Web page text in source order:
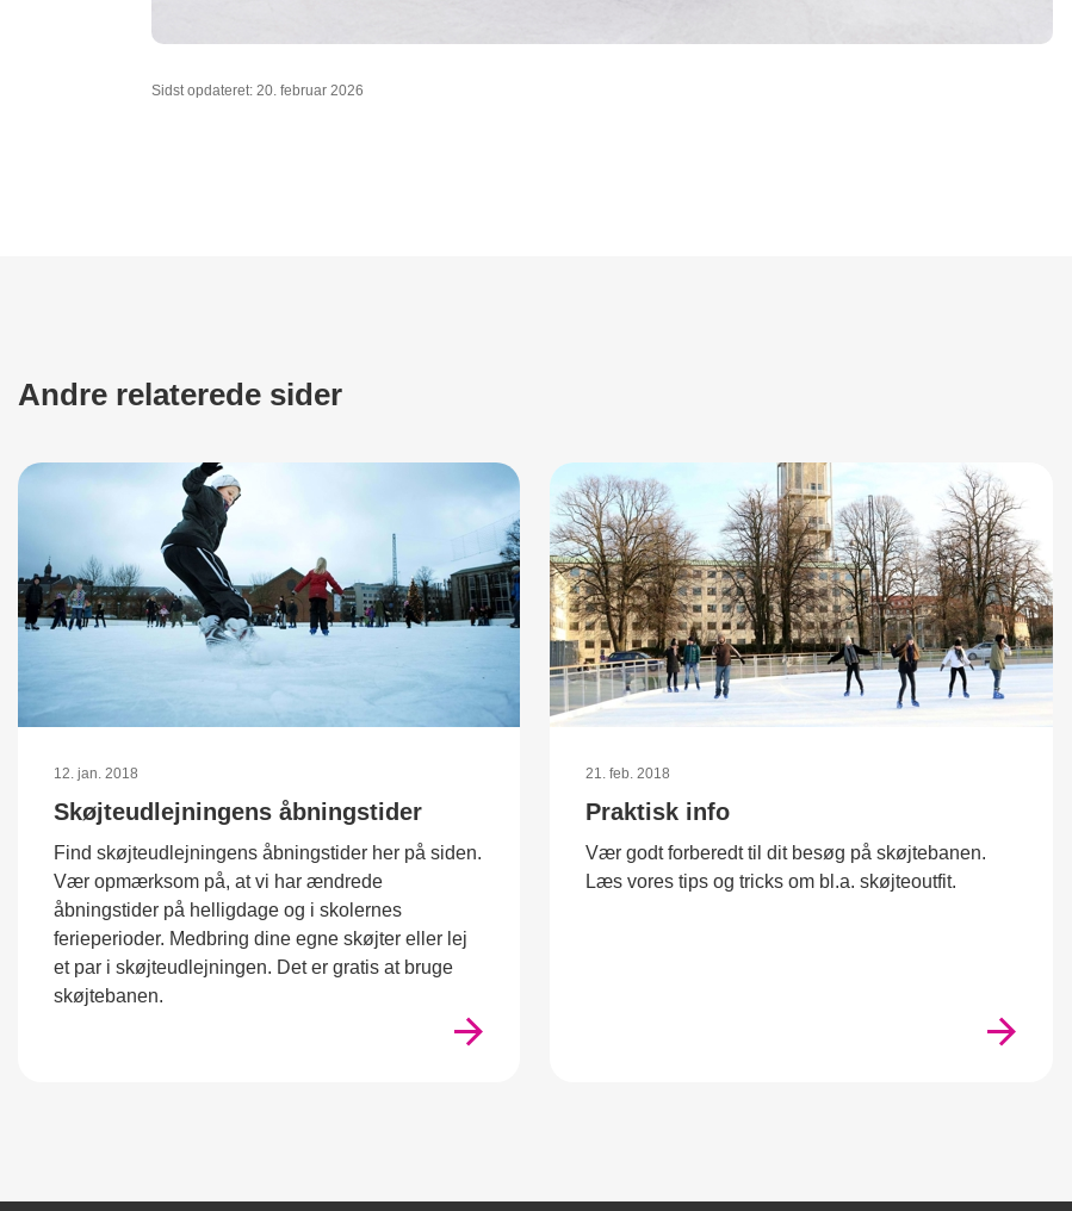
Sidst opdateret: 20. februar 2026
Andre relaterede sider
12. jan. 2018
Skøjteudlejningens åbningstider
Find skøjteudlejningens åbningstider her på siden.
Vær opmærksom på, at vi har ændrede
åbningstider på helligdage og i skolernes
ferieperioder. Medbring dine egne skøjter eller lej
et par i skøjteudlejningen. Det er gratis at bruge
skøjtebanen.
21. feb. 2018
Praktisk info
Vær godt forberedt til dit besøg på skøjtebanen.
Læs vores tips og tricks om bl.a. skøjteoutfit.